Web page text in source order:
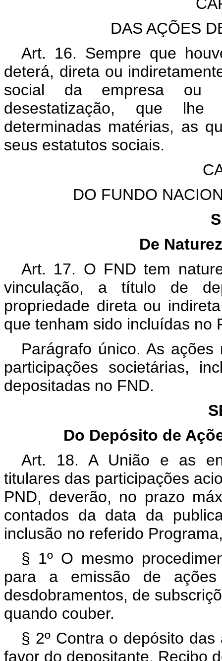
DAS AÇÕES
Art. 16. Sempre que
deterá, direta ou
social da empresa ou
desestatização, que
determinadas matérias, as
seus estatutos sociais.
DO FUNDO
De
Art. 17. O FND tem
vinculação, a título de
propriedade direta ou
que tenham sido incluídas no
Parágrafo único. As
participações societárias,
depositadas no FND.
Do Depósito de
Art. 18. A União e as
titulares das participações
PND, deverão, no prazo
contados da data da
inclusão no referido
§ 1º O mesmo
para a emissão de ações
desdobramentos, de
quando couber.
§ 2º Contra o depósito
favor do depositante, Recibo